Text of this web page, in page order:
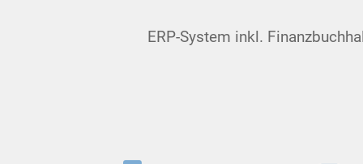
ERP-System inkl.